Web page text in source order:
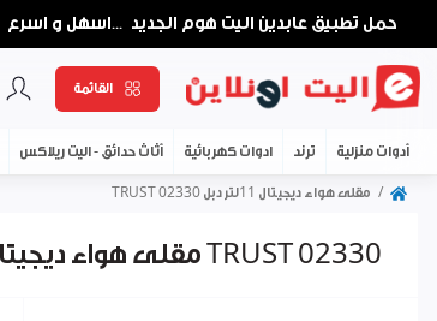
حمل تطبيق عابدين اليت هوم الجديد ...اسهل و اسرع
القائمة
أدوات منزلية ترند ادوات كهربائية أثاث حدائق - اليت ريلاكس
مقلى هواء ديجيتال 11لتر دبل TRUST 02330
مقلى هواء ديجيتال 11لتر دبل TRUST 02330